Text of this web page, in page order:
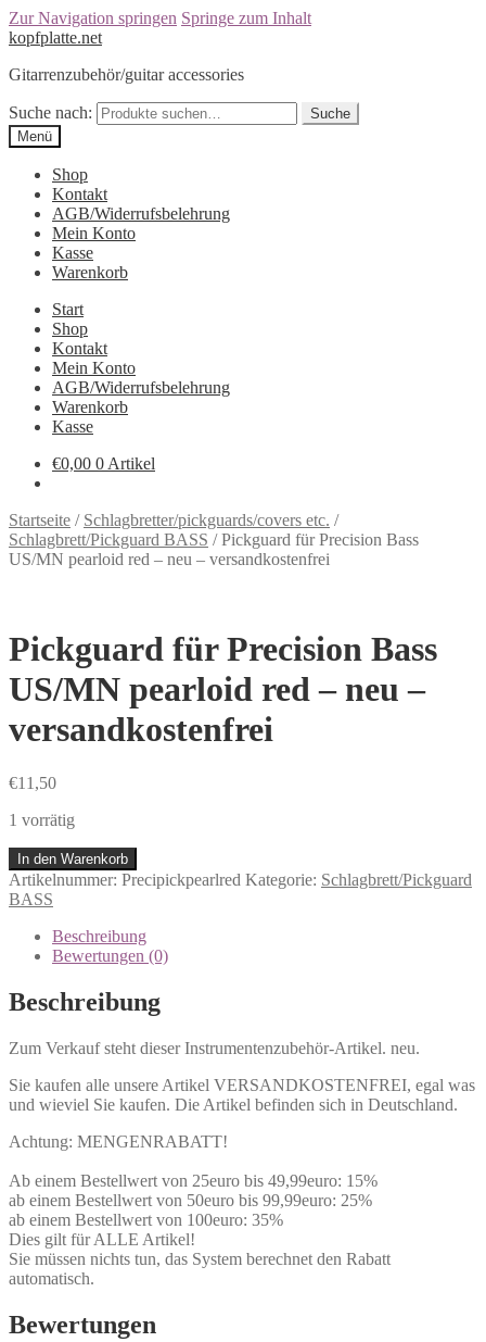
Zur Navigation springen Springe zum Inhalt
kopfplatte.net
Gitarrenzubehör/guitar accessories
Suche nach:
Suche
Menü
Shop
Kontakt
AGB/Widerrufsbelehrung
Mein Konto
Kasse
Warenkorb
Start
Shop
Kontakt
Mein Konto
AGB/Widerrufsbelehrung
Warenkorb
Kasse
€0,00 0 Artikel
Startseite / Schlagbretter/pickguards/covers etc. /
Schlagbrett/Pickguard BASS /Pickguard für Precision Bass
US/MN pearloid red – neu – versandkostenfrei
Pickguard für Precision Bass
US/MN pearloid red – neu –
versandkostenfrei
€11,50
1 vorrätig
In den Warenkorb
Artikelnummer: Precipickpearlred Kategorie: Schlagbrett/Pickguard
BASS
Beschreibung
Bewertungen (0)
Beschreibung
Zum Verkauf steht dieser Instrumentenzubehör-Artikel. neu.
Sie kaufen alle unsere Artikel VERSANDKOSTENFREI, egal was
und wieviel Sie kaufen. Die Artikel befinden sich in Deutschland.
Achtung: MENGENRABATT!
Ab einem Bestellwert von 25euro bis 49,99euro: 15%
ab einem Bestellwert von 50euro bis 99,99euro: 25%
ab einem Bestellwert von 100euro: 35%
Dies gilt für ALLE Artikel!
Sie müssen nichts tun, das System berechnet den Rabatt
automatisch.
Bewertungen